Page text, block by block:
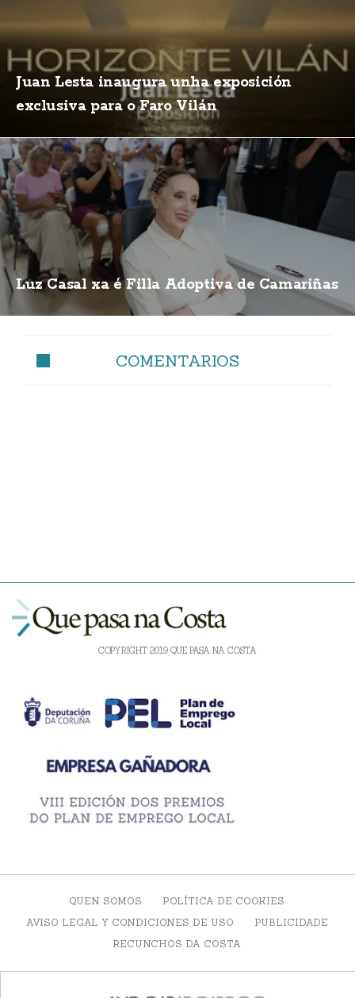
Juan Lesta inaugura unha exposición
exclusiva para o Faro Vilán
Luz Casal xa é Filla Adoptiva de Camariñas
COMENTARIOS
COPYRIGHT 2019 QUE PASA NA COSTA
QUEN SOMOS
POLÍTICA DE COOKIES
AVISO LEGAL Y CONDICIONES DE USO
PUBLICIDADE
RECUNCHOS DA COSTA